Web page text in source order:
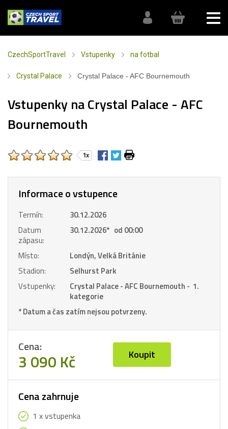
CzechSportTravel Vstupenky na fotbal
Crystal Palace Crystal Palace - AFC Bournemouth
Vstupenky na Crystal Palace - AFC
Bournemouth
1x
Informace o vstupence
Termín:
30.12.2026
Datum
zápasu:
30.12.2026* od 00:00
Místo:
Londýn, Velká Británie
Stadion:
Selhurst Park
Vstupenky:
Crystal Palace - AFC Bournemouth - 1.
kategorie
* Datum a čas zatím nejsou potvrzeny.
Cena:
3 090 Kč Koupit
Cena zahrnuje
1 x vstupenka